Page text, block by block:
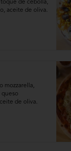
de cebolla,
aceite de oliva.
mozzarella,
queso
de oliva.